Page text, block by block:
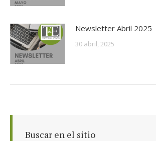
Newsletter Abril 2025
30 abril, 2025
Buscar en el sitio